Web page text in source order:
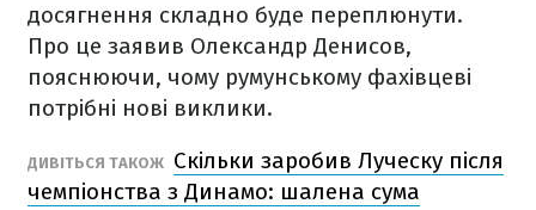
досягнення складно буде переплюнути.
Про це заявив Олександр Денисов,
пояснюючи, чому румунському фахівцеві
потрібні нові виклики.
ДИВІТЬСЯ ТАКОЖ Скільки заробив Луческу після
чемпіонства з Динамо: шалена сума